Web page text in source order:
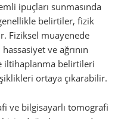
ipuçları sunmasında
belirtiler, fizik
Fiziksel muayenede
ve ağrının
iltihaplanma belirtileri
ortaya çıkarabilir.
ve bilgisayarlı tomografi